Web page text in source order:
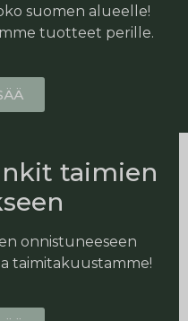
suomen alueelle!
tuotteet perille.
taimien
onnistuneeseen
taimitakuustamme!